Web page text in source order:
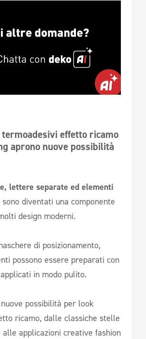
effetto ricamo
aprono nuove possibilità
lettere separate ed elementi
sono diventati una componente
design moderni.
di posizionamento,
possono essere preparati con
in modo pulito.
possibilità per look
ricamo, dalle classiche stelle
alle applicazioni creative fashion